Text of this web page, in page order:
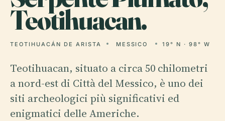
Teotihuacan.
TEOTIHUACÁN DE ARISTA MESSICO 19° N · 98° W
Teotihuacan, situato a circa 50 chilometri
a nord-est di Città del Messico, è uno dei
siti archeologici più significativi ed
enigmatici delle Americhe.